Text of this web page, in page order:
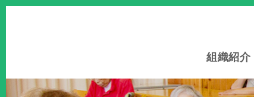
このページの本文へ
組織紹介